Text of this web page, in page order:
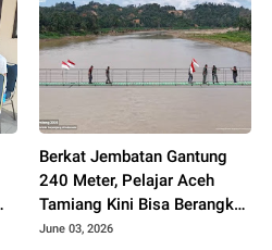
Berkat Jembatan Gantung
240 Meter, Pelajar Aceh
Tamiang Kini Bisa Berangkat
Sekolah dengan Mudah
June 03, 2026